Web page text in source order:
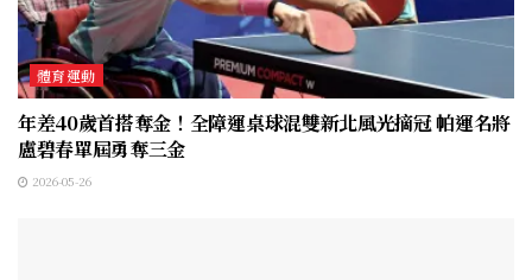
體育運動
年差40歲首搭奪金！全障運桌球混雙新北風光摘冠 帕運名將
盧碧春單屆勇奪三金
2026-05-26